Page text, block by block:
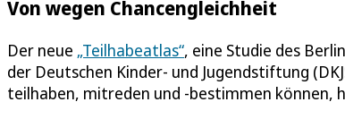
Von wegen Chancengleichheit
Der neue „Teilhabeatlas“, eine Studie des
der Deutschen Kinder- und Jugendstiftung
teilhaben, mitreden und -bestimmen können,